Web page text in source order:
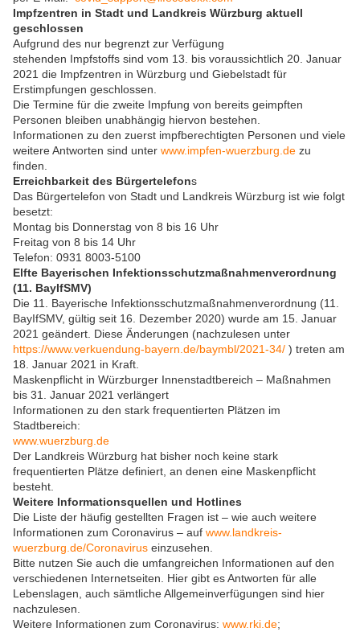
Impfzentren in Stadt und Landkreis Würzburg aktuell
geschlossen
Aufgrund des nur begrenzt zur Verfügung
stehenden Impfstoffs sind vom 13. bis voraussichtlich 20. Januar
2021 die Impfzentren in Würzburg und Giebelstadt für
Erstimpfungen geschlossen.
Die Termine für die zweite Impfung von bereits geimpften
Personen bleiben unabhängig hiervon bestehen.
Informationen zu den zuerst impfberechtigten Personen und viele
weitere Antworten sind unter www.impfen-wuerzburg.de zu
finden.
Erreichbarkeit des Bürgertelefons
Das Bürgertelefon von Stadt und Landkreis Würzburg ist wie folgt
besetzt:
Montag bis Donnerstag von 8 bis 16 Uhr
Freitag von 8 bis 14 Uhr
Telefon: 0931 8003-5100
Elfte Bayerischen Infektionsschutzmaßnahmenverordnung
(11. BayIfSMV)
Die 11. Bayerische Infektionsschutzmaßnahmenverordnung (11.
BayIfSMV, gültig seit 16. Dezember 2020) wurde am 15. Januar
2021 geändert. Diese Änderungen (nachzulesen unter
https://www.verkuendung-bayern.de/baymbl/2021-34/ ) treten am
18. Januar 2021 in Kraft.
Maskenpflicht in Würzburger Innenstadtbereich – Maßnahmen
bis 31. Januar 2021 verlängert
Informationen zu den stark frequentierten Plätzen im
Stadtbereich:
www.wuerzburg.de
Der Landkreis Würzburg hat bisher noch keine stark
frequentierten Plätze definiert, an denen eine Maskenpflicht
besteht.
Weitere Informationsquellen und Hotlines
Die Liste der häufig gestellten Fragen ist – wie auch weitere
Informationen zum Coronavirus – auf www.landkreis-
wuerzburg.de/Coronavirus einzusehen.
Bitte nutzen Sie auch die umfangreichen Informationen auf den
verschiedenen Internetseiten. Hier gibt es Antworten für alle
Lebenslagen, auch sämtliche Allgemeinverfügungen sind hier
nachzulesen.
Weitere Informationen zum Coronavirus: www.rki.de;